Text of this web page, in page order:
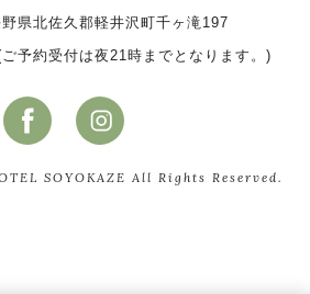
県北佐久郡軽井沢町千ヶ滝197
予約受付は夜21時までとなります。)
SOYOKAZE All Rights Reserved.